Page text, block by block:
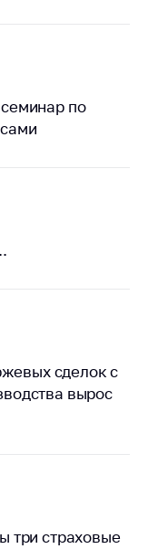
по
сделок с
вырос
три страховые